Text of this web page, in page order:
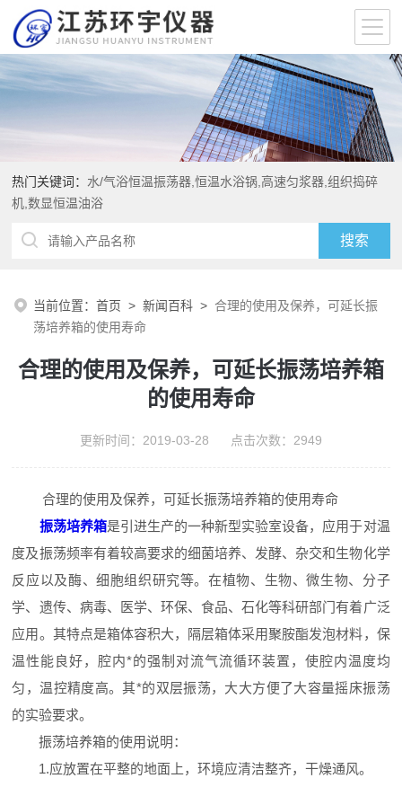
热门关键词： 水/气浴恒温振荡器,恒温水浴锅,高速匀浆器,组织捣碎
机,数显恒温油浴
当前位置：首页 >新闻百科 >合理的使用及保养，可延长振
荡培养箱的使用寿命
合理的使用及保养，可延长振荡培养箱
的使用寿命
更新时间：2019-03-28 点击次数：2949
合理的使用及保养，可延长振荡培养箱的使用寿命
振荡培养箱是引进生产的一种新型实验室设备，应用于对温
度及振荡频率有着较高要求的细菌培养、发酵、杂交和生物化学
反应以及酶、细胞组织研究等。在植物、生物、微生物、分子
学、遗传、病毒、医学、环保、食品、石化等科研部门有着广泛
应用。其特点是箱体容积大，隔层箱体采用聚胺酯发泡材料，保
温性能良好，腔内*的强制对流气流循环装置，使腔内温度均
匀，温控精度高。其*的双层振荡，大大方便了大容量摇床振荡
的实验要求。
振荡培养箱的使用说明：
1.应放置在平整的地面上，环境应清洁整齐，干燥通风。